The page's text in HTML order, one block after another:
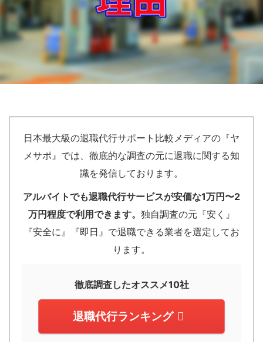
日本最大級の退職代行サポート比較メディアの『ヤ
メサポ』では、徹底的な調査の元に退職に関する知
識を発信しております。
アルバイトでも退職代行サービスが安価な1万円〜2
万円程度で利用できます。 独自調査の元『安く』
『安全に』『即日』で退職できる業者を選定してお
ります。
徹底調査したオススメ10社
退職代行ランキング